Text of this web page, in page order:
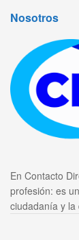
Nosotros
En Contacto
profesión: es
ciudadanía y la